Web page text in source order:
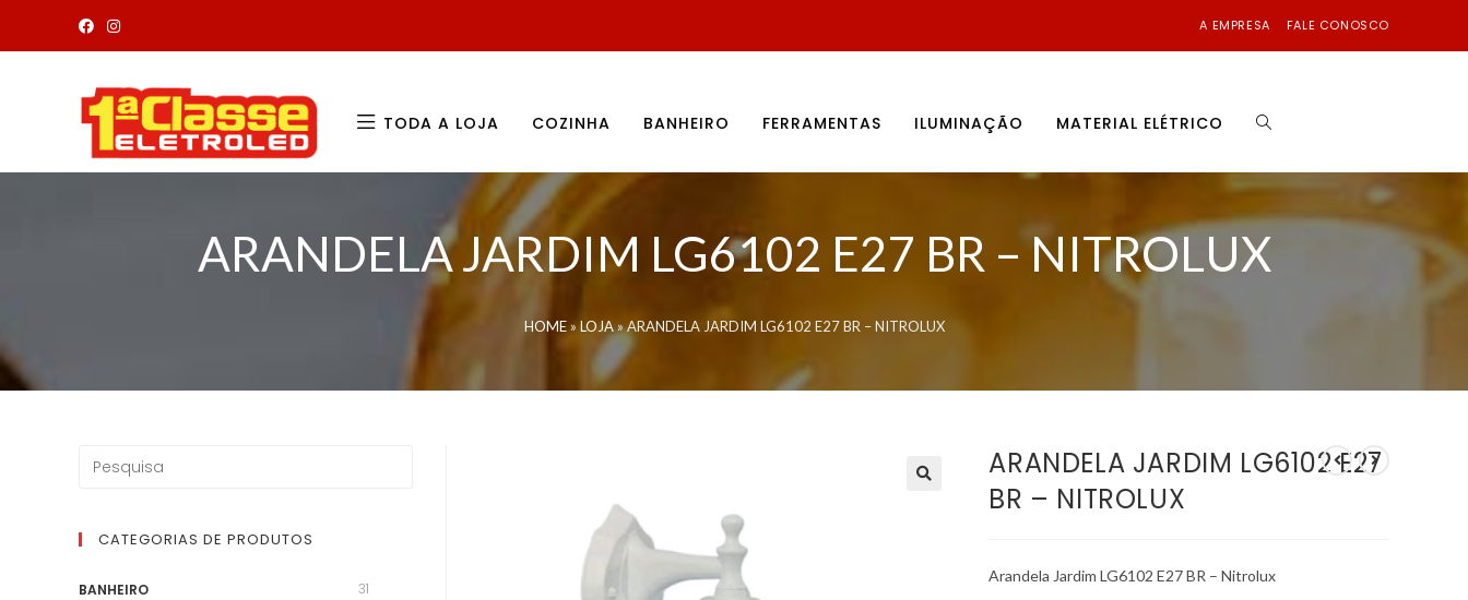
A EMPRESA FALE CONOSCO
TODA A LOJA COZINHA BANHEIRO FERRAMENTAS ILUMINAÇÃO MATERIAL ELÉTRICO
ARANDELA JARDIM LG6102 E27 BR – NITROLUX
HOME»LOJA»ARANDELA JARDIM LG6102 E27 BR – NITROLUX
ARANDELA JARDIM LG6102 E27
BR – NITROLUX
Arandela Jardim LG6102 E27 BR – Nitrolux
CATEGORIAS DE PRODUTOS
BANHEIRO 31